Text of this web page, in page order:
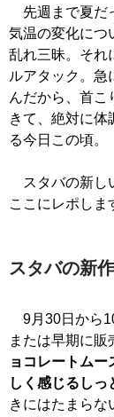
先週まで夏だ
気温の変化につ
乱れ三昧。それ
ルアタック。急
んだから、首こ
きて、絶対に体
る今日この頃。
スタバの新し
ここにレポしま
スタバの新
9月30日から
または早期に
ョコレートム
しく感じるしっ
きにはたまらな